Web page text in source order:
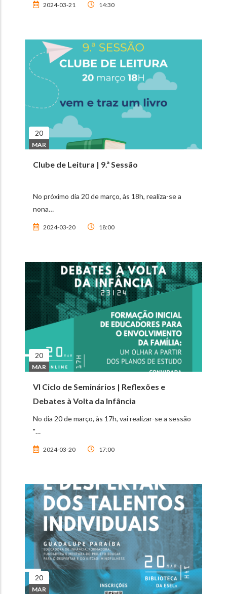
2024-03-21 14:30
20
MAR
Clube de Leitura | 9.ª Sessão
No próximo dia 20 de março, às 18h, realiza-se a
nona…
2024-03-20 18:00
20
MAR
VI Ciclo de Seminários | Reflexões e
Debates à Volta da Infância
No dia 20 de março, às 17h, vai realizar-se a sessão
"…
2024-03-20 17:00
20
MAR